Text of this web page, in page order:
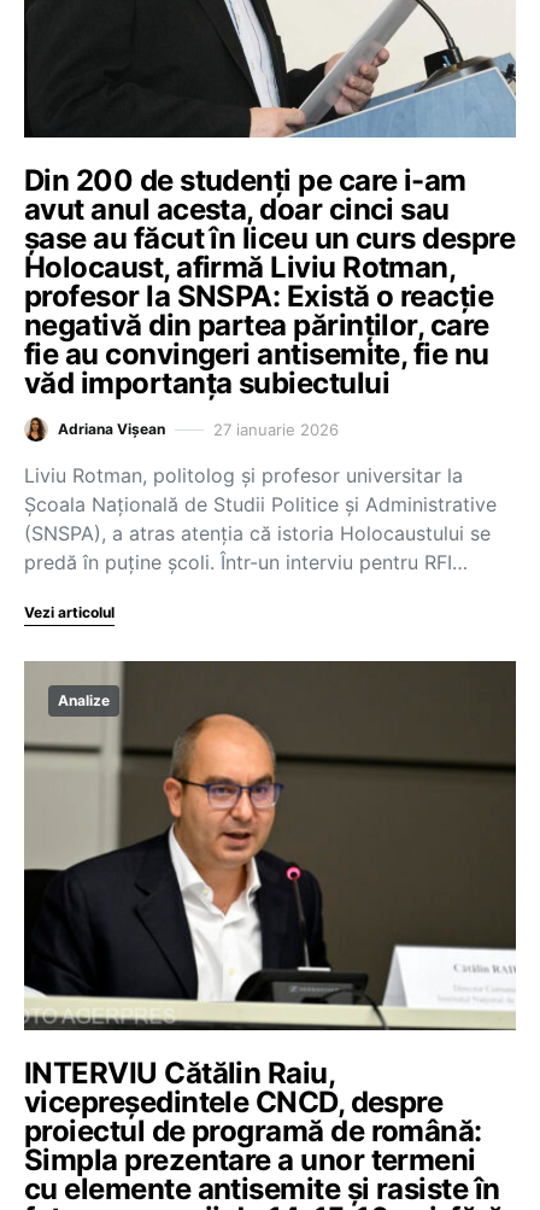
Din 200 de studenți pe care i-am
avut anul acesta, doar cinci sau
șase au făcut în liceu un curs despre
Holocaust, afirmă Liviu Rotman,
profesor la SNSPA: Există o reacție
negativă din partea părinților, care
fie au convingeri antisemite, fie nu
văd importanța subiectului
Adriana Vișean 27 ianuarie 2026
Liviu Rotman, politolog și profesor universitar la
Școala Națională de Studii Politice și Administrative
(SNSPA), a atras atenția că istoria Holocaustului se
predă în puține școli. Într-un interviu pentru RFI…
Vezi articolul
Analize
INTERVIU Cătălin Raiu,
vicepreședintele CNCD, despre
proiectul de programă de română:
Simpla prezentare a unor termeni
cu elemente antisemite și rasiste în